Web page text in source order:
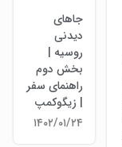
جاهای
دیدنی
روسیه |
بخش دوم
راهنمای سفر
| زیگوکمپ
۱۴۰۲/۰۱/۲۴